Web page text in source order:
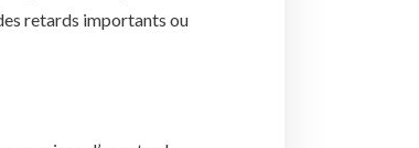
retards importants ou